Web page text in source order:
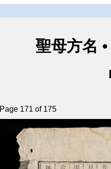
聖母方名
Page 171 of 175